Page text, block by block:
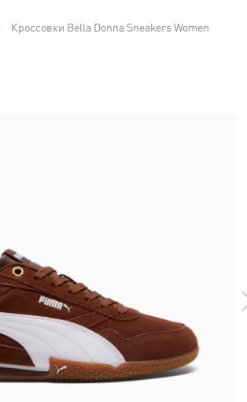
Кроссовки Bella Donna Sneakers Women